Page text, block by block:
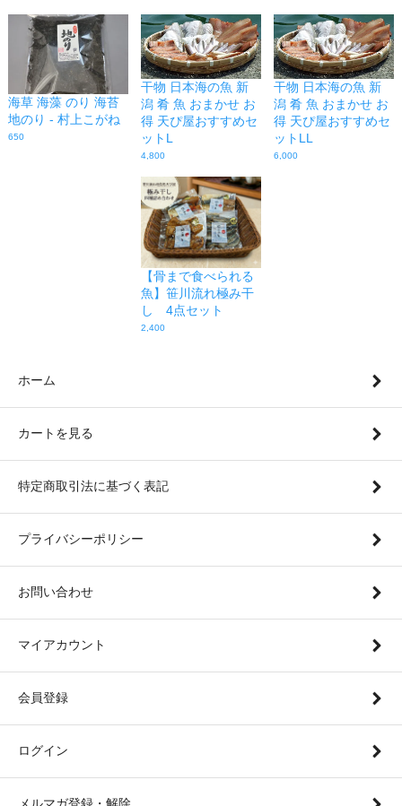
海草 海藻 のり 海苔
地のり - 村上こがね
650
干物 日本海の魚 新
潟 肴 魚 おまかせ お
得 天ぴ屋おすすめセ
ットL
4,800
干物 日本海の魚 新
潟 肴 魚 おまかせ お
得 天ぴ屋おすすめセ
ットLL
6,000
【骨まで食べられる
魚】笹川流れ極み干
し 4点セット
2,400
ホーム
カートを見る
特定商取引法に基づく表記
プライバシーポリシー
お問い合わせ
マイアカウント
会員登録
ログイン
メルマガ登録・解除